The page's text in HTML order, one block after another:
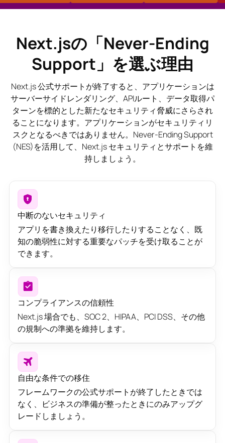
Next.jsの「Never-Ending
Support」を選ぶ理由
Next.js 公式サポートが終了すると、アプリケーションは
サーバーサイドレンダリング、APIルート、データ取得パ
ターンを標的とした新たなセキュリティ脅威にさらされ
ることになります。アプリケーションがセキュリティリ
スクとなるべきではありません。Never-Ending Support
(NES)を活用して、Next.js セキュリティとサポートを維
持しましょう。
中断のないセキュリティ
アプリを書き換えたり移行したりすることなく、既
知の脆弱性に対する重要なパッチを受け取ることが
できます。
コンプライアンスの信頼性
Next.js 場合でも、SOC 2、HIPAA、PCI DSS、その他
の規制への準拠を維持します。
自由な条件での移住
フレームワークの公式サポートが終了したときでは
なく、ビジネスの準備が整ったときにのみアップグ
レードしましょう。